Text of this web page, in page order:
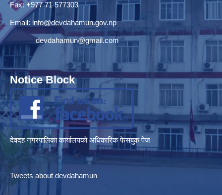
Fax: +977 71 577303
Email: info@devdahamun.gov.np
devdahamun@gmail.com
Notice Block
देवदह नगरपालिका कार्यालयको अधिकारिक फेसबुक पेज
Tweets about devdahamun